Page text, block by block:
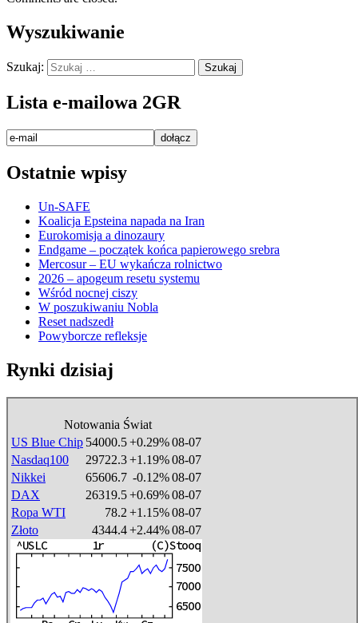
Wyszukiwanie
Szukaj:
Lista e-mailowa 2GR
Ostatnie wpisy
Un-SAFE
Koalicja Epsteina napada na Iran
Eurokomisja a dinozaury
Endgame – początek końca papierowego srebra
Mercosur – EU wykańcza rolnictwo
2026 – apogeum resetu systemu
Wśród nocnej ciszy
W poszukiwaniu Nobla
Reset nadszedł
Powyborcze refleksje
Rynki dzisiaj
Notowania Świat
US Blue Chip 54000.5+0.29%08-07
Nasdaq100
29722.3+1.19%08-07
Nikkei
65606.7 -0.12%08-07
DAX
26319.5+0.69%08-07
Ropa WTI
78.2 +1.15%08-07
Złoto
4344.4+2.44%08-07